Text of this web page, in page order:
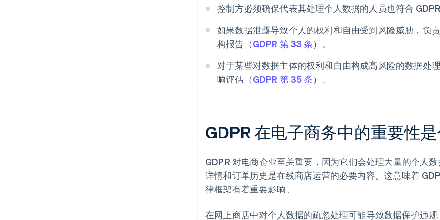
控制方必须确保代表其处理个人数据的人员也符合
如果数据泄露导致个人的权利和自由受到风险威胁，负
构报告（GDPR 第 33 条）。
对于某些对数据主体的权利和自由构成高风险的数据处
响评估（GDPR 第 35 条）。
GDPR 在电子商务中的重要性
GDPR 对电商企业至关重要，因为它们会处理大量的个人
详情和订单历史是在线商店运营的必要内容。这意味着
律框架有着重要影响。
在网上商店中对个人数据的疏忽处理可能导致数据保护违